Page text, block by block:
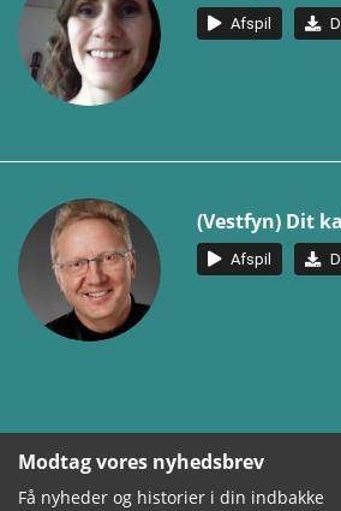
Afspil
(Vestfyn) Dit
Afspil
Modtag vores nyhedsbrev
Få nyheder og historier i din indbakke